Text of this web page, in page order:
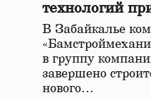
технологий
строительстве
в Забайкалье
В Забайкалье
в группу
завершено
нового…